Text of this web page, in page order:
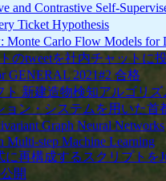
and Contrastive Self-
Ticket Hypothesis
Monte Carlo Flow Models for
のtweetを社内チャットに
GENERAL 2021#2 合格
新建造物検知アルゴリズ
ン・システムを用いた首
Graph Neural Networks
Multi-step Machine Learning
再構成するスクリプトを
開